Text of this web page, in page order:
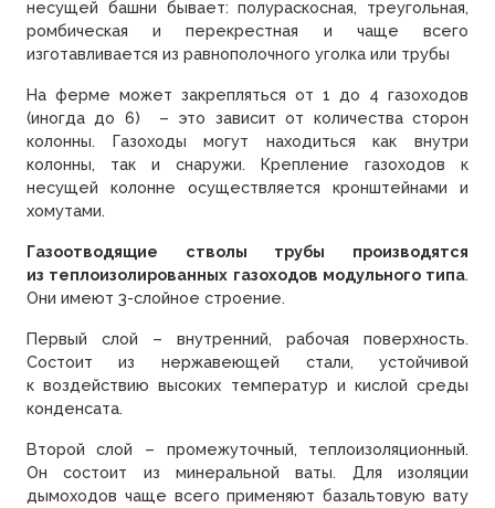
несущей башни бывает: полураскосная, треугольная,
ромбическая и перекрестная и чаще всего
изготавливается из равнополочного уголка или трубы
На ферме может закрепляться от 1 до 4 газоходов
(иногда до 6) – это зависит от количества сторон
колонны. Газоходы могут находиться как внутри
колонны, так и снаружи. Крепление газоходов к
несущей колонне осуществляется кронштейнами и
хомутами.
Газоотводящие стволы трубы производятся
из теплоизолированных газоходов модульного типа.
Они имеют 3-слойное строение.
Первый слой – внутренний, рабочая поверхность.
Состоит из нержавеющей стали, устойчивой
к воздействию высоких температур и кислой среды
конденсата.
Второй слой – промежуточный, теплоизоляционный.
Он состоит из минеральной ваты. Для изоляции
дымоходов чаще всего применяют базальтовую вату